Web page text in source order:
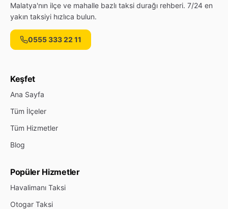
Malatya'nın ilçe ve mahalle bazlı taksi durağı rehberi. 7/24 en
yakın taksiyi hızlıca bulun.
0555 333 22 11
Keşfet
Ana Sayfa
Tüm İlçeler
Tüm Hizmetler
Blog
Popüler Hizmetler
Havalimanı Taksi
Otogar Taksi